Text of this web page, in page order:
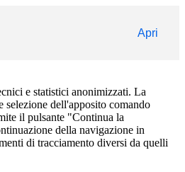
Apri
e statistici anonimizzati. La
selezione dell'apposito comando
il pulsante "Continua la
della navigazione in
di tracciamento diversi da quelli